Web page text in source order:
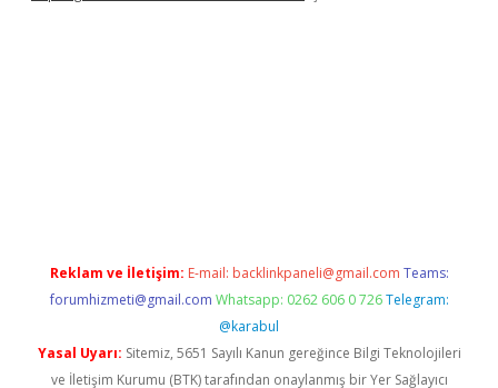
Reklam ve İletişim: E-mail: backlinkpaneli@gmail.com Teams:
forumhizmeti@gmail.com Whatsapp: 0262 606 0 726 Telegram:
@karabul
Yasal Uyarı: Sitemiz, 5651 Sayılı Kanun gereğince Bilgi Teknolojileri
ve İletişim Kurumu (BTK) tarafından onaylanmış bir Yer Sağlayıcı